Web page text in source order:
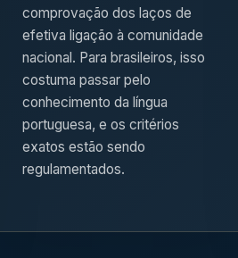
comprovação dos laços de
efetiva ligação à comunidade
nacional. Para brasileiros, isso
costuma passar pelo
conhecimento da língua
portuguesa, e os critérios
exatos estão sendo
regulamentados.